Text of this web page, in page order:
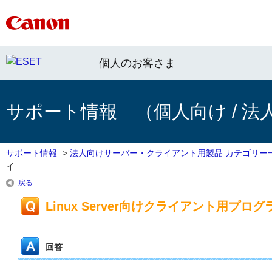
個人のお客さま
サポート情報 （個人向け / 法
サポート情報 > 法人向けサーバー・クライアント用製品 カテゴリー
イ...
戻る
Linux Server向けクライアント用プログ
回答